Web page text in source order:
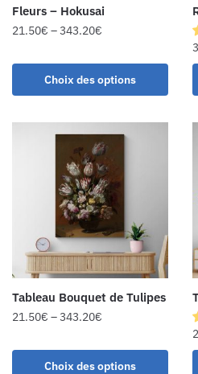
Fleurs – Hokusai
21.50€ –343.20€
Choix des options
Tableau Bouquet de Tulipes
21.50€ –343.20€
Choix des options